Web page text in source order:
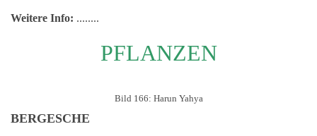
Weitere Info: ........
PFLANZEN
Bild 166: Harun Yahya
BERGESCHE